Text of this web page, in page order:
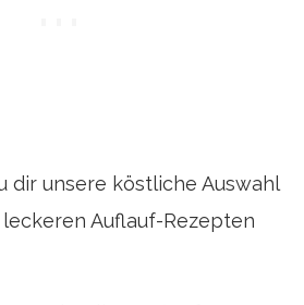
dir unsere köstliche Auswahl
Auflauf-Rezepten